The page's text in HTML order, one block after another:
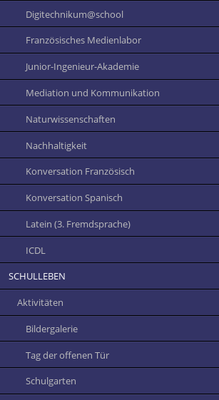
Digitechnikum@school
Französisches Medienlabor
Junior-Ingenieur-Akademie
Mediation und Kommunikation
Naturwissenschaften
Nachhaltigkeit
Konversation Französisch
Konversation Spanisch
Latein (3. Fremdsprache)
ICDL
SCHULLEBEN
Aktivitäten
Bildergalerie
Tag der offenen Tür
Schulgarten